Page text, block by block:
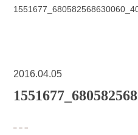
2016.04.05